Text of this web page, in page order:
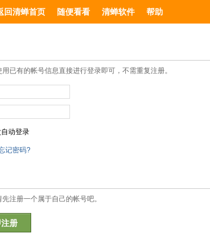
回清蝉首页 随便看看 清蝉软件 帮助
已有的帐号信息直接进行登录即可，不需重复注册。
动登录
记密码?
注册一个属于自己的帐号吧。
册